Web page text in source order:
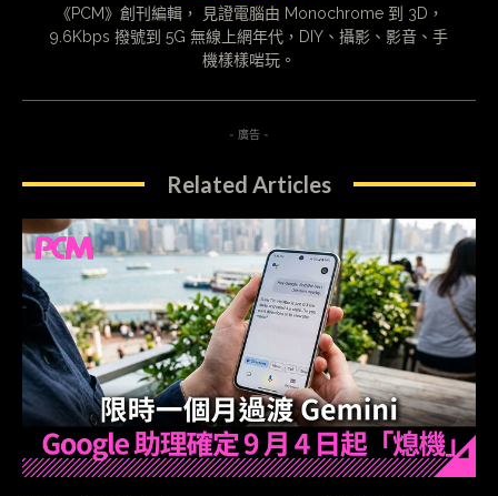
《PCM》創刊編輯， 見證電腦由 Monochrome 到 3D，
9.6Kbps 撥號到 5G 無線上網年代，DIY、攝影、影音、手
機樣樣啱玩。
- 廣告 -
Related Articles